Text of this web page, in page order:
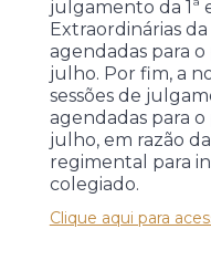
julgamento da 1ª
Extraordinárias
agendadas para o
julho. Por fim, a
sessões de
agendadas para
julho, em razão
regimental para
colegiado.
Clique aqui para